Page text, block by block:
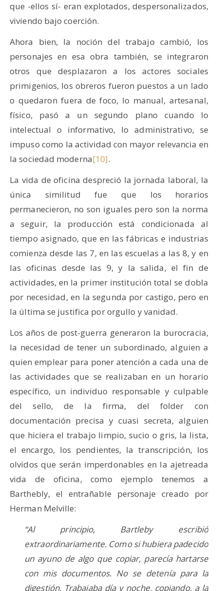
que -ellos sí- eran explotados, despersonalizados,
viviendo bajo coerción.
Ahora bien, la noción del trabajo cambió, los
personajes en esa obra también, se integraron
otros que desplazaron a los actores sociales
primigenios, los obreros fueron puestos a un lado
o quedaron fuera de foco, lo manual, artesanal,
físico, pasó a un segundo plano cuando lo
intelectual o informativo, lo administrativo, se
impuso como la actividad con mayor relevancia en
la sociedad moderna[10].
La vida de oficina despreció la jornada laboral, la
única similitud fue que los horarios
permanecieron, no son iguales pero son la norma
a seguir, la producción está condicionada al
tiempo asignado, que en las fábricas e industrias
comienza desde las 7, en las escuelas a las 8, y en
las oficinas desde las 9, y la salida, el fin de
actividades, en la primer institución total se dobla
por necesidad, en la segunda por castigo, pero en
la última se justifica por orgullo y vanidad.
Los años de post-guerra generaron la burocracia,
la necesidad de tener un subordinado, alguien a
quien emplear para poner atención a cada una de
las actividades que se realizaban en un horario
específico, un individuo responsable y culpable
del sello, de la firma, del folder con
documentación precisa y cuasi secreta, alguien
que hiciera el trabajo limpio, sucio o gris, la lista,
el encargo, los pendientes, la transcripción, los
olvidos que serán imperdonables en la ajetreada
vida de oficina, como ejemplo tenemos a
Barthebly, el entrañable personaje creado por
Herman Melville:
“Al principio, Bartleby escribió
extraordinariamente. Como si hubiera padecido
un ayuno de algo que copiar, parecía hartarse
con mis documentos. No se detenía para la
digestión. Trabajaba día y noche, copiando, a la